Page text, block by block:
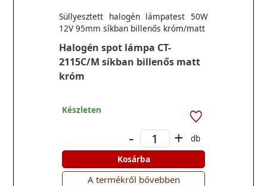
Halogén spot lámpa CT-
2115C/M síkban billenős matt
króm
Süllyesztett halogén lámpatest 50W
12V 95mm síkban billenős króm/matt
Készleten
- +
db
Kosárba
A termékről bővebben